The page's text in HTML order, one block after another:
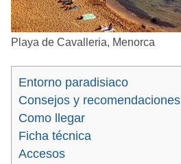
Playa de Cavalleria, Menorca
Entorno paradisiaco
Consejos y recomendaciones
Como llegar
Ficha técnica
Accesos